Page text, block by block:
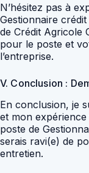
N’hésitez pas à
Gestionnaire
de Crédit Agricole
pour le poste et
l’entreprise.
V. Conclusion :
En conclusion, je
et mon
poste de
serais ravi(e) de
entretien.